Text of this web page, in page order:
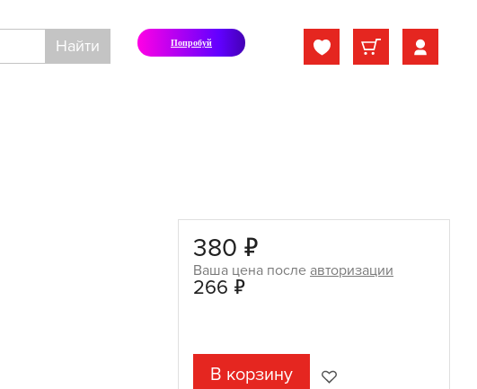
Найти Попробуй
380 ₽
Ваша цена после авторизации
266 ₽
В корзину